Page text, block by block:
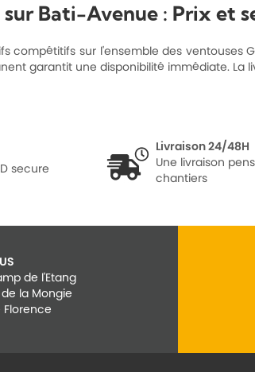
Bati-Avenue : Prix et
compétitifs sur l'ensemble des
garantit une disponibilité immédiate.
secure
Livraison 24/48H
Une livraison
chantiers
de l'Etang
la Mongie
Florence